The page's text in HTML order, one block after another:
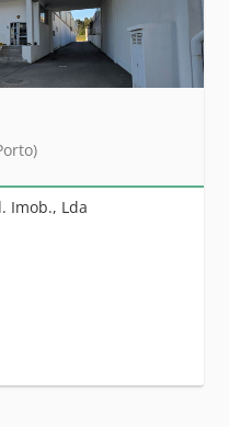
Imob., Lda